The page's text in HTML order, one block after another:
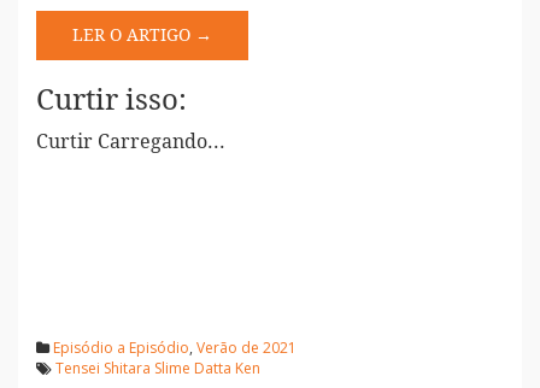
LER O ARTIGO →
Curtir isso:
Curtir Carregando...
Episódio a Episódio, Verão de 2021
Tensei Shitara Slime Datta Ken